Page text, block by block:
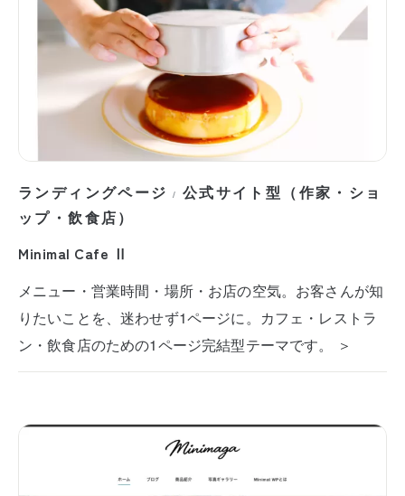
ランディングページ / 公式サイト型（作家・ショ
ップ・飲食店）
Minimal Cafe Ⅱ
メニュー・営業時間・場所・お店の空気。お客さんが知
りたいことを、迷わせず1ページに。カフェ・レストラ
ン・飲食店のための1ページ完結型テーマです。 ＞